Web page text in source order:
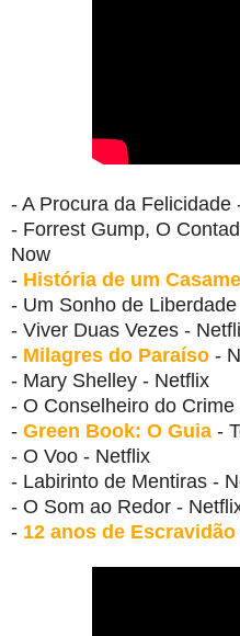
- A Procura da Felicidade
- Forrest Gump, O
Now
- História de um
- Um Sonho de
- Viver Duas Vezes -
- Milagres do Paraíso -
- Mary Shelley - Netflix
- O Conselheiro do
- Green Book: O Guia -
- O Voo - Netflix
- Labirinto de Mentiras -
- O Som ao Redor -
- 12 anos de Escravidão